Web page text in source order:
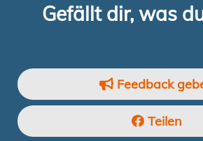
Gefällt dir, was
Feedback
Teilen